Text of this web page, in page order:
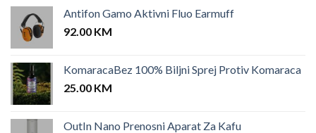
Antifon Gamo Aktivni Fluo Earmuff
92.00 KM
KomaracaBez 100% Biljni Sprej Protiv Komaraca
25.00 KM
OutIn Nano Prenosni Aparat Za Kafu